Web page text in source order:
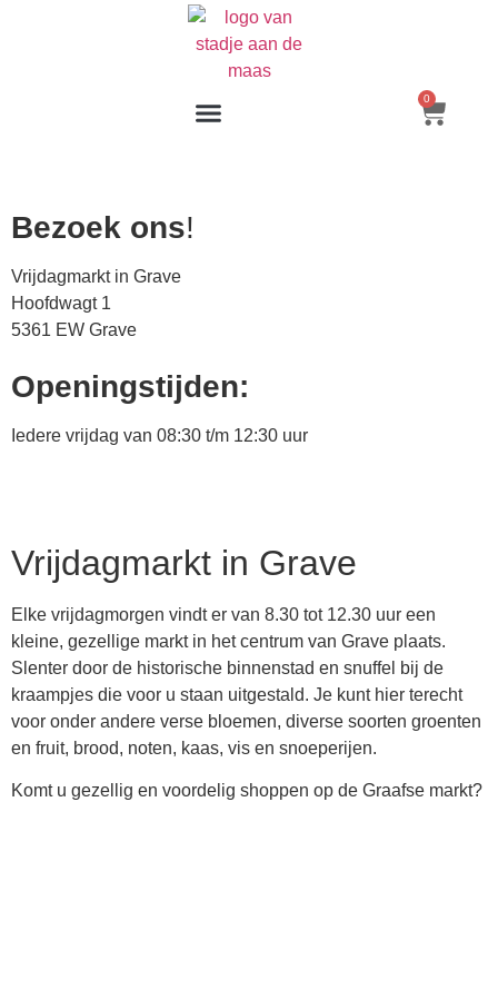
0
Bezoek ons!
Vrijdagmarkt in Grave
Hoofdwagt 1
5361 EW Grave
Openingstijden:
Iedere vrijdag van 08:30 t/m 12:30 uur
Vrijdagmarkt in Grave
Elke vrijdagmorgen vindt er van 8.30 tot 12.30 uur een
kleine, gezellige markt in het centrum van Grave plaats.
Slenter door de historische binnenstad en snuffel bij de
kraampjes die voor u staan uitgestald. Je kunt hier terecht
voor onder andere verse bloemen, diverse soorten groenten
en fruit, brood, noten, kaas, vis en snoeperijen.
Komt u gezellig en voordelig shoppen op de Graafse markt?